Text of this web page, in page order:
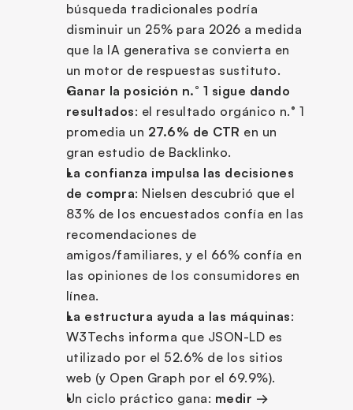
búsqueda tradicionales podría
disminuir un 25% para 2026 a medida
que la IA generativa se convierta en
un motor de respuestas sustituto.
Ganar la posición n.° 1 sigue dando
resultados: el resultado orgánico n.° 1
promedia un 27.6% de CTR en un
gran estudio de Backlinko.
La confianza impulsa las decisiones
de compra: Nielsen descubrió que el
83% de los encuestados confía en las
recomendaciones de
amigos/familiares, y el 66% confía en
las opiniones de los consumidores en
línea.
La estructura ayuda a las máquinas:
W3Techs informa que JSON-LD es
utilizado por el 52.6% de los sitios
web (y Open Graph por el 69.9%).
Un ciclo práctico gana: medir →